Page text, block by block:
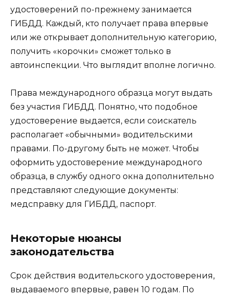
удостоверений по-прежнему занимается
ГИБДД. Каждый, кто получает права впервые
или же открывает дополнительную категорию,
получить «корочки» сможет только в
автоинспекции. Что выглядит вполне логично.
Права международного образца могут выдать
без участия ГИБДД. Понятно, что подобное
удостоверение выдается, если соискатель
располагает «обычными» водительскими
правами. По-другому быть не может. Чтобы
оформить удостоверение международного
образца, в службу одного окна дополнительно
представляют следующие документы:
медсправку для ГИБДД, паспорт.
Некоторые нюансы
законодательства
Срок действия водительского удостоверения,
выдаваемого впервые, равен 10 годам. По